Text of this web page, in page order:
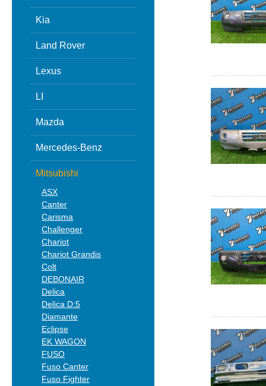
Kia
Land Rover
Lexus
LI
Mazda
Mercedes-Benz
Mitsubishi
ASX
Canter
Carisma
Challenger
Chariot
Chariot Grandis
Colt
DEBONAIR
Delica
Delica D:5
Diamante
Eclipse
EK WAGON
FUSO
Fuso Canter
Fuso Fighter